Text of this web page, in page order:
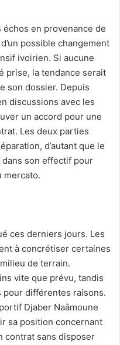
en provenance de
possible changement
ivoirien. Si aucune
prise, la tendance serait
son dossier. Depuis
discussions avec les
un accord pour une
Les deux parties
d’autant que le
son effectif pour
mercato.
ces derniers jours. Les
à concrétiser certaines
de terrain.
vite que prévu, tandis
pour différentes raisons.
Djaber Naâmoune
sa position concernant
contrat sans disposer